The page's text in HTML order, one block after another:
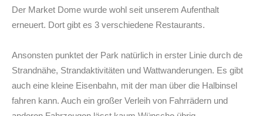
Der Market Dome wurde wohl seit unserem Aufenthalt
erneuert. Dort gibt es 3 verschiedene Restaurants.
Ansonsten punktet der Park natürlich in erster Linie durch de
Strandnähe, Strandaktivitäten und Wattwanderungen. Es gibt
auch eine kleine Eisenbahn, mit der man über die Halbinsel
fahren kann. Auch ein großer Verleih von Fahrrädern und